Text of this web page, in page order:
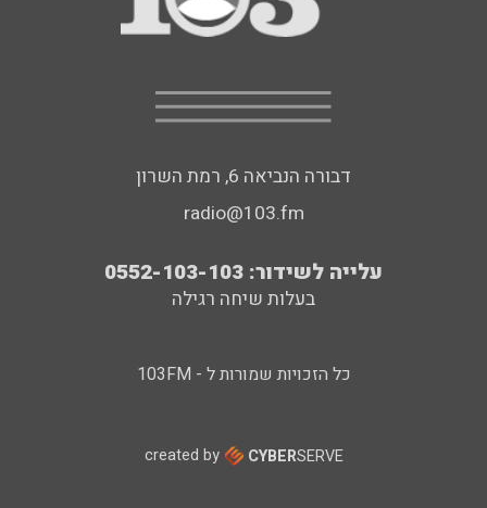
דבורה הנביאה 6, רמת השרון
radio@103.fm
עלייה לשידור: 0552-103-103
בעלות שיחה רגילה
כל הזכויות שמורות ל - 103FM
created by CYBERSERVE